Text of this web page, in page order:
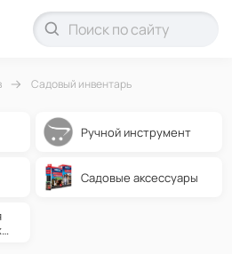
Садовый инвентарь
Ручной инструмент
Садовые аксессуары